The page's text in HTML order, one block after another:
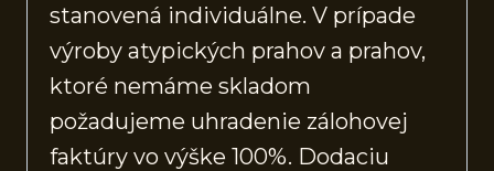
stanovená individuálne. V prípade
výroby atypických prahov a prahov,
ktoré nemáme skladom
požadujeme uhradenie zálohovej
faktúry vo výške 100%. Dodaciu